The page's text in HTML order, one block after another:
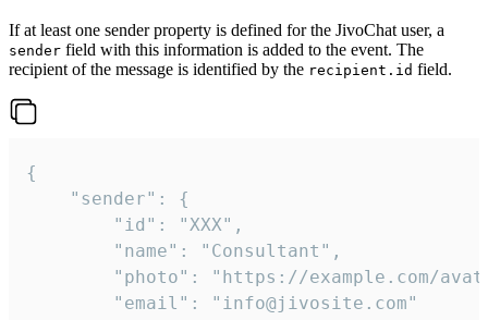
If at least one sender property is defined for the JivoChat user, a
sender field with this information is added to the event. The
recipient of the message is identified by the recipient.id field.
{